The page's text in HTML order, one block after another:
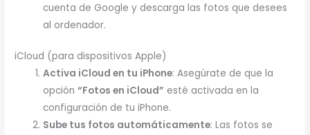
cuenta de Google y descarga las fotos que desees
al ordenador.
iCloud (para dispositivos Apple)
Activa iCloud en tu iPhone: Asegúrate de que la
opción“Fotos en iCloud” esté activada en la
configuración de tu iPhone.
Sube tus fotos automáticamente: Las fotos se